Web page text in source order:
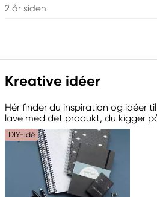
2 år siden
Kreative idéer
Hér finder du inspiration og idéer
lave med det produkt, du kigger
DIY-idé